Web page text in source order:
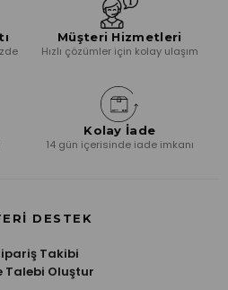
Müşteri Hizmetleri
Hızlı çözümler için kolay ulaşım
Kolay İade
14 gün içerisinde iade imkanı
DESTEK
Takibi
Talebi Oluştur